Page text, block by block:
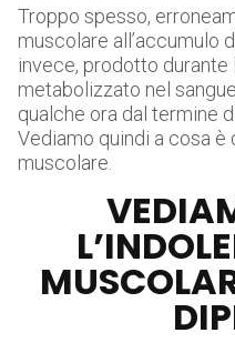
Troppo spesso,
muscolare all’accumulo
invece, prodotto durante
metabolizzato nel
qualche ora dal termine
Vediamo quindi a cosa è
muscolare.